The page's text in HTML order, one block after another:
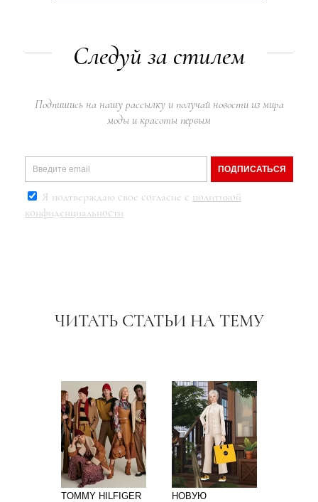
Следуй за стилем
Подпишись на нашу рассылку и получай новости из мира
моды и красоты первым
ПОДПИСАТЬСЯ
Я подтверждаю свое согласие с политикой
конфиденциальности
ЧИТАТЬ СТАТЬИ НА ТЕМУ
TOMMY HILFIGER
НОВУЮ